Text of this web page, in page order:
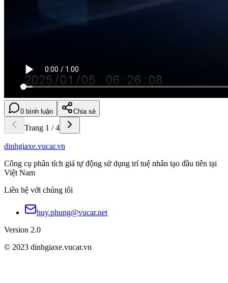
0 bình luận Chia sẻ
Trang 1 /4
dinhgiaxe.vucar.vn
Công cụ phân tích giá tự động sử dụng trí tuệ nhân tạo đầu tiên tại
Việt Nam
Liên hệ với chúng tôi
huy.phung@vucar.net
Version 2.0
© 2023 dinhgiaxe.vucar.vn